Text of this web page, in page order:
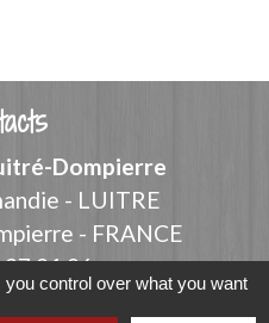
Dompierre
- LUITRE
- FRANCE
91 26
control over what you want